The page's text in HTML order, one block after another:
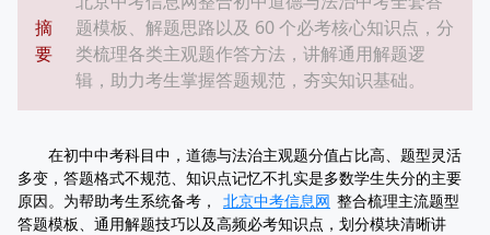
摘
要
题模板、解题思路以及 60 个必考核心知识点，分
类梳理各类主观题作答方法，讲解通用解题逻
辑，助力考生掌握答题规范，夯实知识基础。
在初中中考科目中，道德与法治主观题分值占比高、题型灵活
多变，答题格式不规范、知识点记忆不扎实是多数学生失分的主要
原因。为帮助考生系统备考，
北京中考信息网 整合梳理主流题型
答题模板、通用解题技巧以及高频必考知识点，划分模块清晰讲